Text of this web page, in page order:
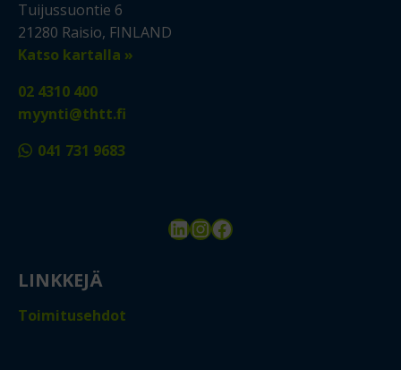
Tuijussuontie 6
21280 Raisio, FINLAND
Katso kartalla »
02 4310 400
myynti@thtt.fi
041 731 9683
LinkedIn
Instagram
Facebook
LINKKEJÄ
Toimitusehdot